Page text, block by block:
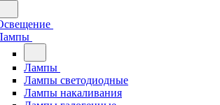
Лампы
Лампы светодиодные
Лампы накаливания